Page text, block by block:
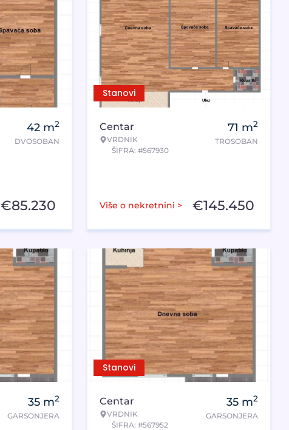
42 m2
DVOSOBAN
€85.230
Stanovi
Centar
VRDNIK
ŠIFRA: #567930
71 m2
TROSOBAN
Više o nekretnini > €145.450
35 m2
GARSONJERA
Stanovi
Centar
VRDNIK
ŠIFRA: #567952
35 m2
GARSONJERA